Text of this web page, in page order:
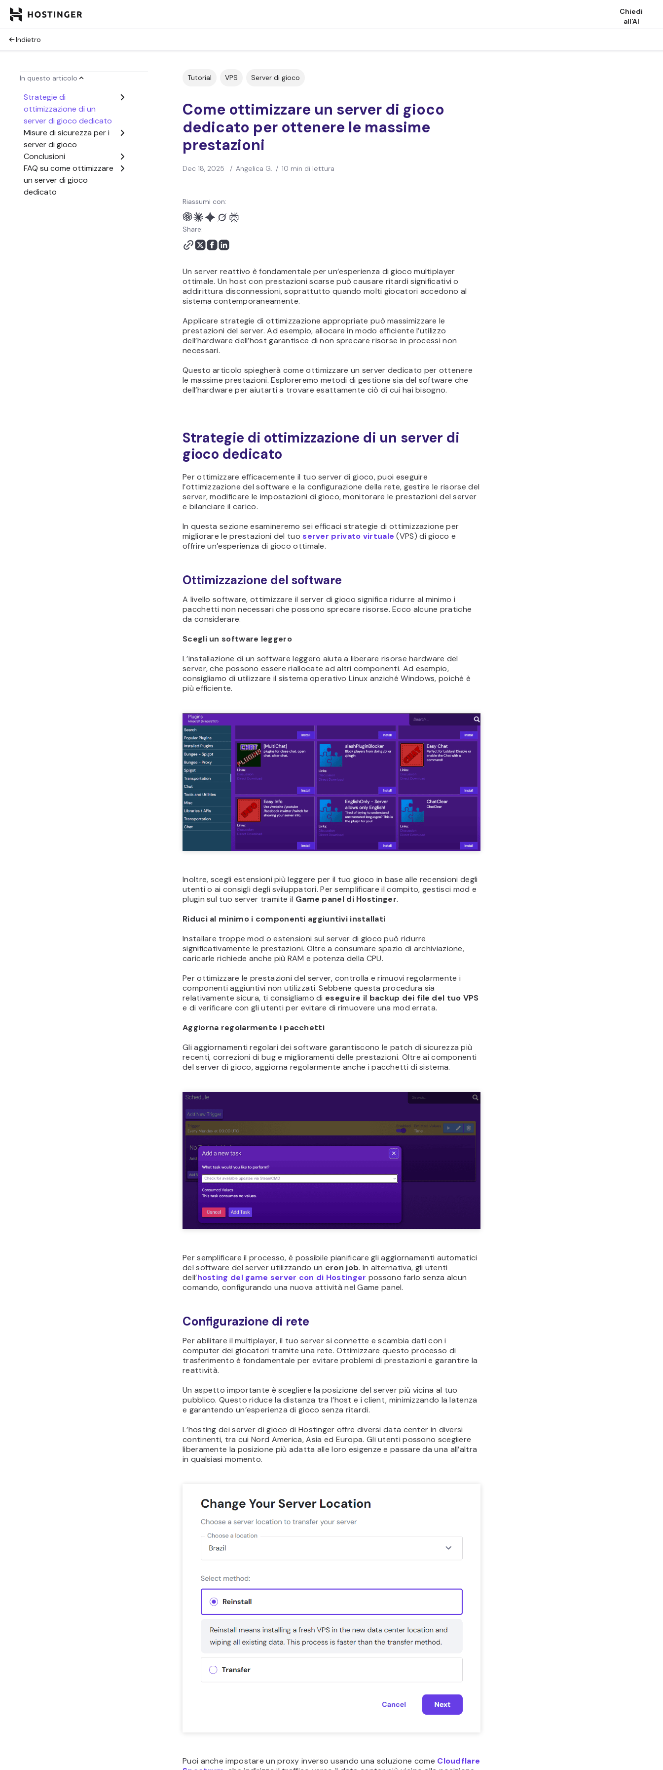
Chiedi
all'AI
Indietro
In questo articolo
Strategie di
ottimizzazione di un
server di gioco dedicato
Misure di sicurezza per i
server di gioco
Conclusioni
FAQ su come ottimizzare
un server di gioco
dedicato
Tutorial VPS Server di gioco
Come ottimizzare un server di gioco
dedicato per ottenere le massime
prestazioni
Dec 18, 2025 / Angelica G. / 10 min di lettura
Riassumi con:
Share:
Un server reattivo è fondamentale per un’esperienza di gioco multiplayer
ottimale. Un host con prestazioni scarse può causare ritardi significativi o
addirittura disconnessioni, soprattutto quando molti giocatori accedono al
sistema contemporaneamente.
Applicare strategie di ottimizzazione appropriate può massimizzare le
prestazioni del server. Ad esempio, allocare in modo efficiente l’utilizzo
dell’hardware dell’host garantisce di non sprecare risorse in processi non
necessari.
Questo articolo spiegherà come ottimizzare un server dedicato per ottenere
le massime prestazioni. Esploreremo metodi di gestione sia del software che
dell’hardware per aiutarti a trovare esattamente ciò di cui hai bisogno.
Strategie di ottimizzazione di un server di
gioco dedicato
Per ottimizzare efficacemente il tuo server di gioco, puoi eseguire
l’ottimizzazione del software e la configurazione della rete, gestire le risorse del
server, modificare le impostazioni di gioco, monitorare le prestazioni del server
e bilanciare il carico.
In questa sezione esamineremo sei efficaci strategie di ottimizzazione per
migliorare le prestazioni del tuo server privato virtuale (VPS) di gioco e
offrire un’esperienza di gioco ottimale.
Ottimizzazione del software
A livello software, ottimizzare il server di gioco significa ridurre al minimo i
pacchetti non necessari che possono sprecare risorse. Ecco alcune pratiche
da considerare.
Scegli un software leggero
L’installazione di un software leggero aiuta a liberare risorse hardware del
server, che possono essere riallocate ad altri componenti. Ad esempio,
consigliamo di utilizzare il sistema operativo Linux anziché Windows, poiché è
più efficiente.
Inoltre, scegli estensioni più leggere per il tuo gioco in base alle recensioni degli
utenti o ai consigli degli sviluppatori. Per semplificare il compito, gestisci mod e
plugin sul tuo server tramite il Game panel di Hostinger.
Riduci al minimo i componenti aggiuntivi installati
Installare troppe mod o estensioni sul server di gioco può ridurre
significativamente le prestazioni. Oltre a consumare spazio di archiviazione,
caricarle richiede anche più RAM e potenza della CPU.
Per ottimizzare le prestazioni del server, controlla e rimuovi regolarmente i
componenti aggiuntivi non utilizzati. Sebbene questa procedura sia
relativamente sicura, ti consigliamo di eseguire il backup dei file del tuo VPS
e di verificare con gli utenti per evitare di rimuovere una mod errata.
Aggiorna regolarmente i pacchetti
Gli aggiornamenti regolari dei software garantiscono le patch di sicurezza più
recenti, correzioni di bug e miglioramenti delle prestazioni. Oltre ai componenti
del server di gioco, aggiorna regolarmente anche i pacchetti di sistema.
Per semplificare il processo, è possibile pianificare gli aggiornamenti automatici
del software del server utilizzando un cron job. In alternativa, gli utenti
dell’hosting del game server con di Hostinger possono farlo senza alcun
comando, configurando una nuova attività nel Game panel.
Configurazione di rete
Per abilitare il multiplayer, il tuo server si connette e scambia dati con i
computer dei giocatori tramite una rete. Ottimizzare questo processo di
trasferimento è fondamentale per evitare problemi di prestazioni e garantire la
reattività.
Un aspetto importante è scegliere la posizione del server più vicina al tuo
pubblico. Questo riduce la distanza tra l’host e i client, minimizzando la latenza
e garantendo un’esperienza di gioco senza ritardi.
L’hosting dei server di gioco di Hostinger offre diversi data center in diversi
continenti, tra cui Nord America, Asia ed Europa. Gli utenti possono scegliere
liberamente la posizione più adatta alle loro esigenze e passare da una all’altra
in qualsiasi momento.
Puoi anche impostare un proxy inverso usando una soluzione come Cloudflare